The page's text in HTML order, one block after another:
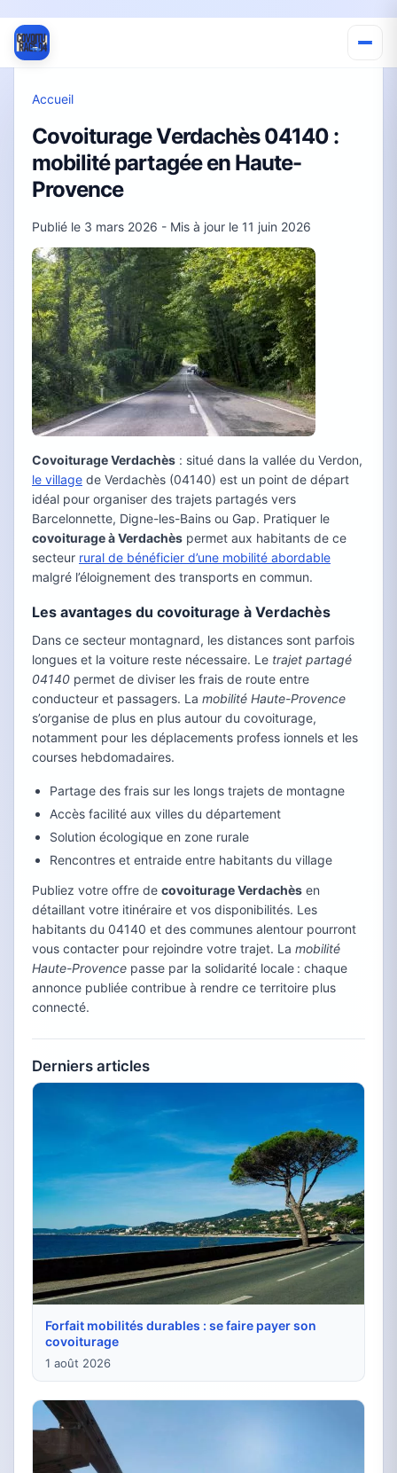
Accueil
Covoiturage Verdachès 04140 :
mobilité partagée en Haute-
Provence
Publié le 3 mars 2026 - Mis à jour le 11 juin 2026
Covoiturage Verdachès : situé dans la vallée du Verdon,
le village de Verdachès (04140) est un point de départ
idéal pour organiser des trajets partagés vers
Barcelonnette, Digne-les-Bains ou Gap. Pratiquer le
covoiturage à Verdachès permet aux habitants de ce
secteur rural de bénéficier d’une mobilité abordable
malgré l’éloignement des transports en commun.
Les avantages du covoiturage à Verdachès
Dans ce secteur montagnard, les distances sont parfois
longues et la voiture reste nécessaire. Le trajet partagé
04140 permet de diviser les frais de route entre
conducteur et passagers. La mobilité Haute-Provence
s’organise de plus en plus autour du covoiturage,
notamment pour les déplacements profess ionnels et les
courses hebdomadaires.
Partage des frais sur les longs trajets de montagne
Accès facilité aux villes du département
Solution écologique en zone rurale
Rencontres et entraide entre habitants du village
Publiez votre offre de covoiturage Verdachès en
détaillant votre itinéraire et vos disponibilités. Les
habitants du 04140 et des communes alentour pourront
vous contacter pour rejoindre votre trajet. La mobilité
Haute-Provence passe par la solidarité locale : chaque
annonce publiée contribue à rendre ce territoire plus
connecté.
Derniers articles
Forfait mobilités durables : se faire payer son
covoiturage
1 août 2026